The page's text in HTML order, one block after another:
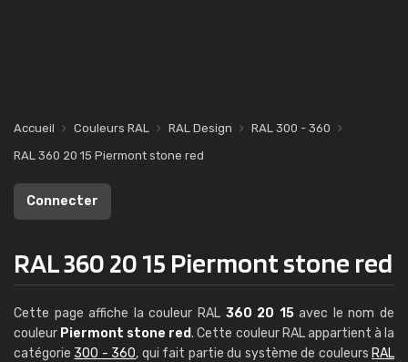
Accueil Couleurs RAL RAL Design
RAL 300 - 360
RAL 360 20 15 Piermont stone red
Connecter
RAL 360 20 15 Piermont stone red
Cette page affiche la couleur RAL 360 20 15avec le nom de
couleur Piermont stone red. Cette couleur RAL appartient à la
catégorie 300 - 360, qui fait partie du système de couleurs RAL